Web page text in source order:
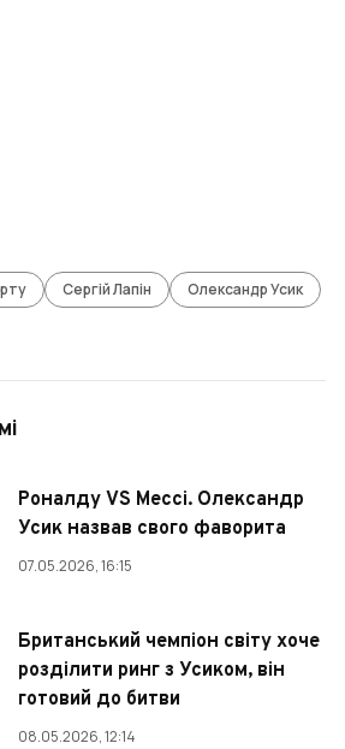
Сергій Лапін
Олександр Усик
Роналду VS Мессі. Олександр
Усик назвав свого фаворита
07.05.2026, 16:15
Британський чемпіон світу хоче
розділити ринг з Усиком, він
готовий до битви
08.05.2026, 12:14